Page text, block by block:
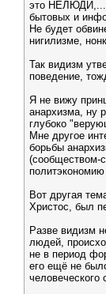
это НЕЛЮДИ,....
бытовых и
Не будет
нигилизме,
Так видизм
поведение,
Я не вижу
анархизма, ну
глубоко
Мне другое
борьбы
(сообществом-
Вот другая
Христос, был
Разве видизм
людей,
не в период
его ещё не
человеческого